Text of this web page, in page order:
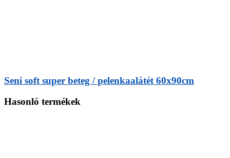
Seni soft super beteg / pelenkaalátét 60x90cm
Hasonló termékek